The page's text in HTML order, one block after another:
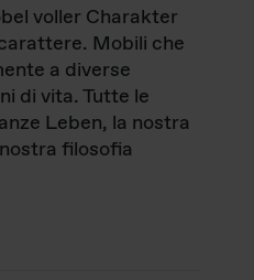
voller Charakter
Mobili che
a diverse
di vita. Tutte le
Leben, la nostra
filosofia